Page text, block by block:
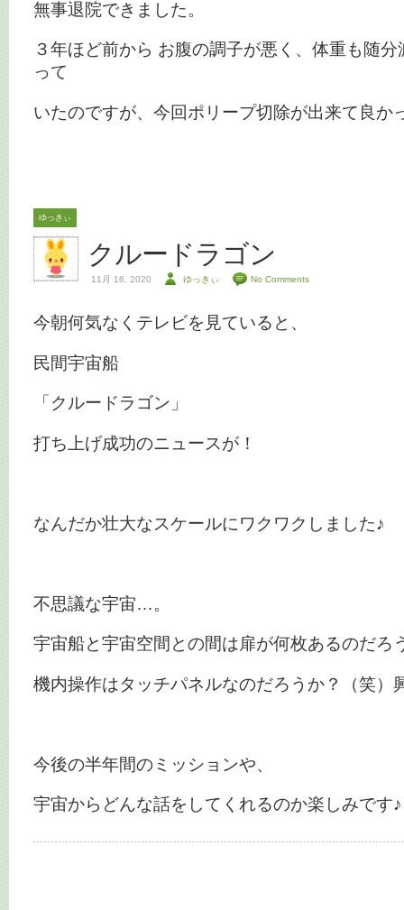
無事退院できました。
３年ほど前から お腹の調子が悪く、体重も随
って
いたのですが、今回ポリープ切除が出来て良か
ゆっきぃ
クルードラゴン
11月 16, 2020 ゆっきぃ No Comments
今朝何気なくテレビを見ていると、
民間宇宙船
「クルードラゴン」
打ち上げ成功のニュースが！
なんだか壮大なスケールにワクワクしました♪
不思議な宇宙…。
宇宙船と宇宙空間との間は扉が何枚あるのだろ
機内操作はタッチパネルなのだろうか？（笑）
今後の半年間のミッションや、
宇宙からどんな話をしてくれるのか楽しみです♪